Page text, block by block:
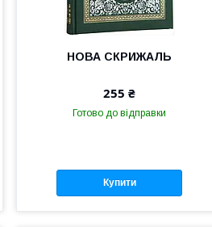
НОВА СКРИЖАЛЬ
255 ₴
Готово до відправки
Купити